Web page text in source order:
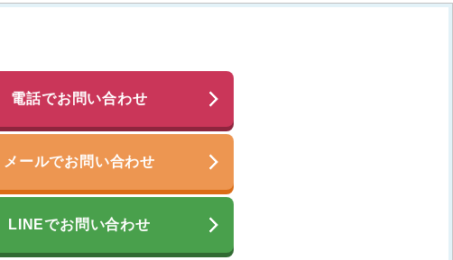
電話でお問い合わせ
メールでお問い合わせ
LINEでお問い合わせ